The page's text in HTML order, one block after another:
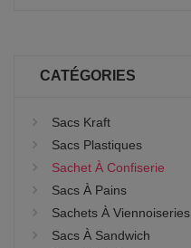
CATÉGORIES
Sacs Kraft
Sacs Plastiques
Sachet À Confiserie
Sacs À Pains
Sachets À Viennoiseries
Sacs À Sandwich